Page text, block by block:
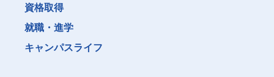
資格取得
就職・進学
キャンパスライフ